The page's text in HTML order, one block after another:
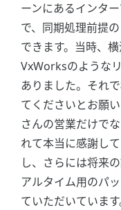
ーンにあるインタ
で、同期処理前提
できます。当時、
VxWorksのような
ありました。それ
てくださいとお願
さんの営業だけで
れて本当に感謝し
し、さらには将来
アルタイム用のパ
ていただいています